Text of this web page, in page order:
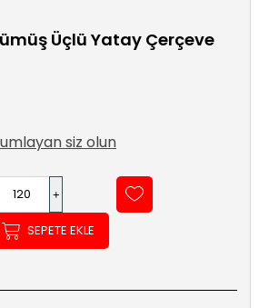
Üçlü Yatay Çerçeve
siz olun
SEPETE EKLE